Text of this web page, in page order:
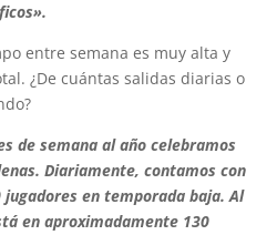
entre semana es muy alta y
¿De cuántas salidas diarias o
de semana al año celebramos
Diariamente, contamos con
en temporada baja. Al
en aproximadamente 130